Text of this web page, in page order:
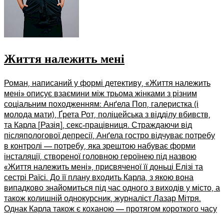
Життя належить мені
Роман, написаний у формі детективу, «Життя належить
мені» описує взаємини між трьома жінками з різним
соціальним походженням: Анґела Поп, галеристка (і
молода мати), Ґрета Рот, поліцейська з відділу вбивств,
та Карла [Разія], секс-працівниця. Страждаючи від
післяпологової депресії, Анґела гостро відчуває потребу
в контролі — потребу, яка зрештою набуває форми
інсталяції, створеної головною героїнею під назвою
«Життя належить мені», присвяченої її доньці Елізі та
сестрі Раїсі. До її плану входить Карла, з якою вона
випадково знайомиться під час одного з виходів у місто, а
також колишній однокурсник, журналіст Лазар Мітря.
Однак Карла також є коханою — протягом короткого часу